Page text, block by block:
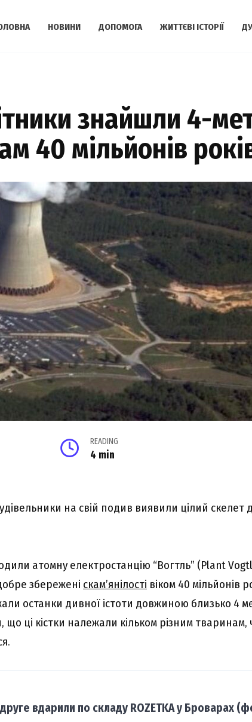
НОВИНИ ДОПОМОГА ЖИТТЄВІ ІСТОРІЇ
знайшли 4-
40 мільйонів
READING
4 min
на свій подив виявили цілий скелет
атомну електростанцію “Вогтль” (Plant
збережені скам’янілості віком 40 мільйонів
останки дивної істоти довжиною близько 4
що ці кістки належали кільком різним тваринам,
вдарили по складу ROZETKA у Броварах